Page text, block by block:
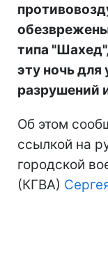
типа
эту ночь для
разрушений
Об этом
ссылкой на
городской
(КГВА)